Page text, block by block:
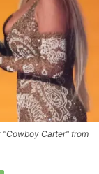
"Cowboy Carter" from